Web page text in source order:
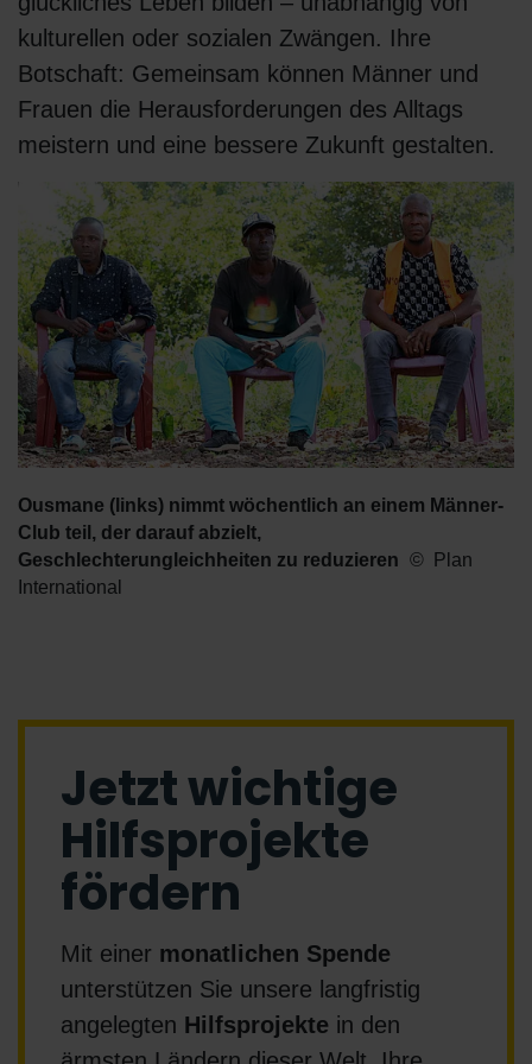
kulturellen oder sozialen Zwängen. Ihre
Botschaft: Gemeinsam können Männer und
Frauen die Herausforderungen des Alltags
meistern und eine bessere Zukunft gestalten.
Ousmane (links) nimmt wöchentlich an einem Männer-
Club teil, der darauf abzielt,
Geschlechterungleichheiten zu reduzieren
Plan
International
Jetzt wichtige
Hilfsprojekte
fördern
Mit einer monatlichen Spende
unterstützen Sie unsere langfristig
angelegten Hilfsprojekte in den